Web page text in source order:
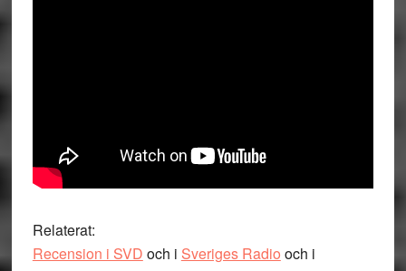
Relaterat:
Recension i SVD och i Sveriges Radio och i